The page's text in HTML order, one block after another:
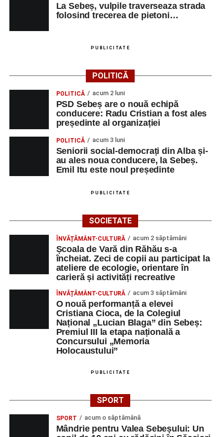
La Sebeș, vulpile traverseaza strada
folosind trecerea de pietoni…
PUBLICITATE
POLITICĂ
POLITICĂ acum 2 luni
PSD Sebeș are o nouă echipă
conducere: Radu Cristian a fost ales
președinte al organizației
POLITICĂ acum 3 luni
Seniorii social-democrați din Alba și-
au ales noua conducere, la Sebeș.
Emil Itu este noul președinte
PUBLICITATE
SOCIETATE
ÎNVĂȚĂMÂNT-CULTURĂ acum 2 săptămâni
Școala de Vară din Răhău s-a
încheiat. Zeci de copii au participat la
ateliere de ecologie, orientare în
carieră și activități recreative
ÎNVĂȚĂMÂNT-CULTURĂ acum 3 săptămâni
O nouă performanță a elevei
Cristiana Cioca, de la Colegiul
Național „Lucian Blaga” din Sebeș:
Premiul III la etapa națională a
Concursului „Memoria
Holocaustului”
PUBLICITATE
SPORT
SPORT acum o săptămână
Mândrie pentru Valea Sebeșului: Un